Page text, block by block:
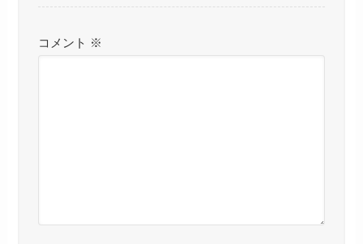
コメント ※